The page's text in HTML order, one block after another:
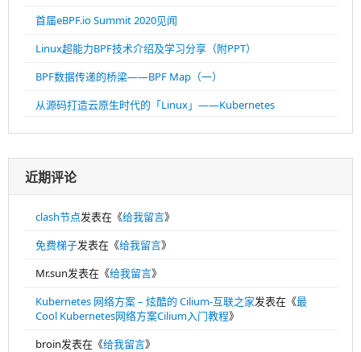
首届eBPF.io Summit 2020见闻
Linux超能力BPF技术介绍及学习分享（附PPT）
BPF数据传递的桥梁——BPF Map（一）
从源码打造云原生时代的「Linux」——Kubernetes
近期评论
clash节点发表在《给我留言》
免费梯子发表在《给我留言》
Mr.sun发表在《给我留言》
Kubernetes 网络方案 – 炫酷的 Cilium-互联之家发表在《最
Cool Kubernetes网络方案Cilium入门教程》
broin发表在《给我留言》